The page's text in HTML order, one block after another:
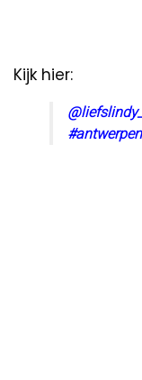
Kijk hier:
#antwerpen